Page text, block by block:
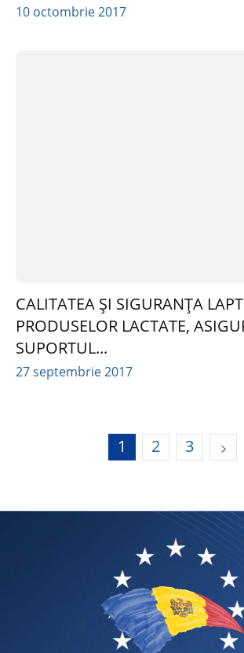
10 octombrie 2017
CALITATEA ȘI SIGURANȚA
PRODUSELOR LACTATE,
SUPORTUL...
27 septembrie 2017
1 2 3